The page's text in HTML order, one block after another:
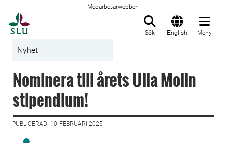
Medarbetarwebben
Sök English Meny
Nyhet
Nominera till årets Ulla Molin
stipendium!
PUBLICERAD: 10 FEBRUARI 2025